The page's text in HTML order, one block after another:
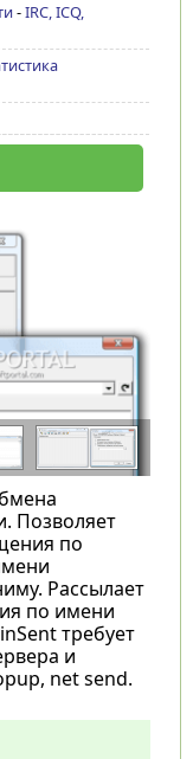
-IRC, ICQ,
Позволяет
по
Рассылает
по имени
требует
и
net send.